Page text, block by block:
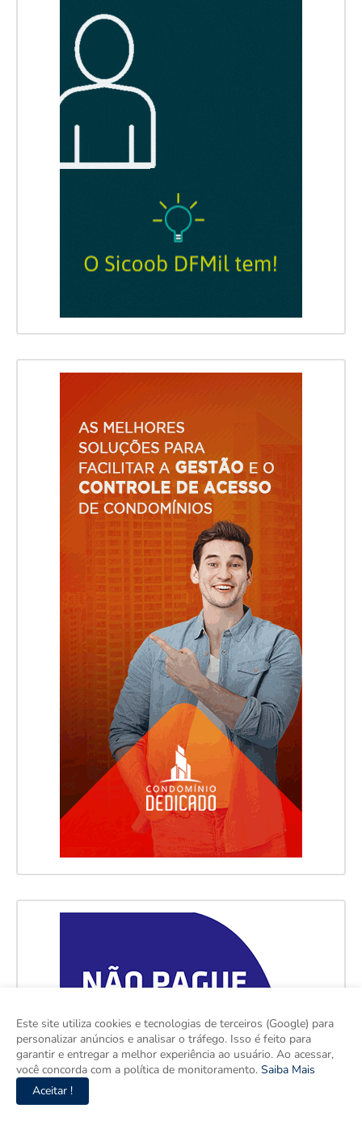
Este site utiliza cookies e tecnologias de terceiros (Google) para
personalizar anúncios e analisar o tráfego. Isso é feito para
garantir e entregar a melhor experiência ao usuário. Ao acessar,
você concorda com a política de monitoramento. Saiba Mais
Aceitar !